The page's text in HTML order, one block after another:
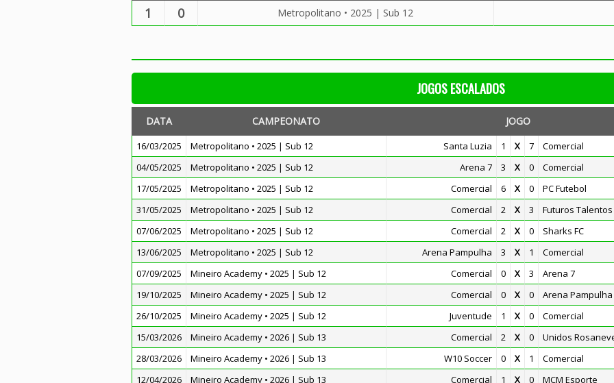
1 0 Metropolitano • 2025 | Sub 12
JOGOS ESCALADOS
DATA CAMPEONATO JOGO
16/03/2025 Metropolitano • 2025 | Sub 12 Santa Luzia 1 X 7 Comercial
04/05/2025
Metropolitano • 2025 | Sub 12 Arena 7 3 X 0 Comercial
17/05/2025
Metropolitano • 2025 | Sub 12 Comercial 6 X 0 PC Futebol
31/05/2025
Metropolitano • 2025 | Sub 12 Comercial 2 X 3 Futuros Talentos
07/06/2025
Metropolitano • 2025 | Sub 12 Comercial 2 X 0 Sharks FC
13/06/2025
Metropolitano • 2025 | Sub 12 Arena Pampulha 3 X 1 Comercial
07/09/2025
Mineiro Academy • 2025 | Sub 12 Comercial 0 X 3 Arena 7
19/10/2025
Mineiro Academy • 2025 | Sub 12 Comercial 0 X 0 Arena Pampulha
26/10/2025
Mineiro Academy • 2025 | Sub 12 Juventude 1 X 0 Comercial
15/03/2026
Mineiro Academy • 2026 | Sub 13 Comercial 2 X 0 Unidos
28/03/2026
Mineiro Academy • 2026 | Sub 13 W10 Soccer 0 X 1 Comercial
12/04/2026
Mineiro Academy • 2026 | Sub 13 Comercial 1 X 0 MCM Esporte